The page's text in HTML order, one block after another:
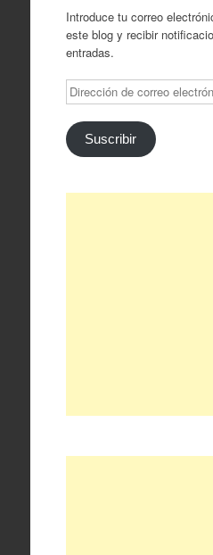
Introduce tu correo
este blog y recibir
entradas.
Dirección
de
correo
electrónico
Suscribir